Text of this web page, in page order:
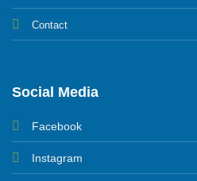
Contact
Social Media
Facebook
Instagram